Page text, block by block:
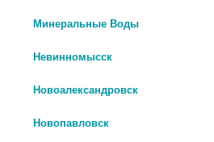
ответственностью "Аптекарь"
Минеральные Воды
Невинномысск
Новоалександровск
Новопавловск